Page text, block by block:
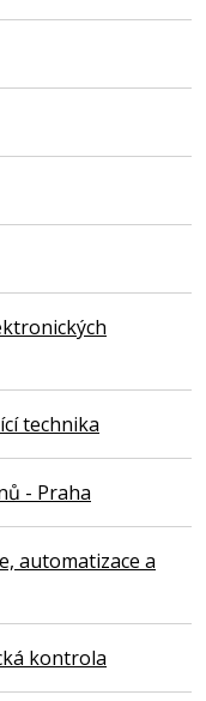
technika
- Praha
automatizace a
kontrola